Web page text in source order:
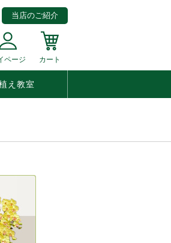
当店のご紹介
ページ カート
え教室